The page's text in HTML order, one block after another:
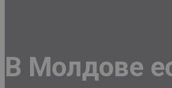
В Молдове